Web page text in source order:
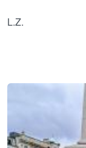
L.Z.
Image